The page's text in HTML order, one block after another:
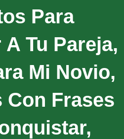
Para
Tu Pareja,
Mi Novio,
Con Frases